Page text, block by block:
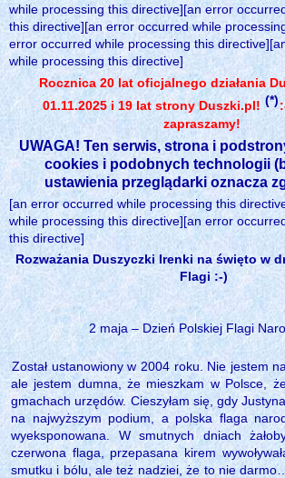
while processing this directive][an error
this directive][an error occurred while
error occurred while processing this
while processing this directive]
Rocznica 20 lat oficjalnego działania
01.11.2025 i 19 lat strony Duszki.pl! (*)
zapraszamy!
UWAGA! Ten serwis, strona i
cookies i podobnych technologii
ustawienia przeglądarki oznacza
[an error occurred while processing this
while processing this directive][an error
this directive]
Rozważania Duszyczki Irenki na święto w
Flagi :-)
2 maja – Dzień Polskiej Flagi
Został ustanowiony w 2004 roku. Nie jestem
ale jestem dumna, że mieszkam w Polsce,
gmachach urzędów. Cieszyłam się, gdy
na najwyższym podium, a polska flaga
wyeksponowana. W smutnych dniach
czerwona flaga, przepasana kirem
smutku i bólu, ale też nadziei, że to nie